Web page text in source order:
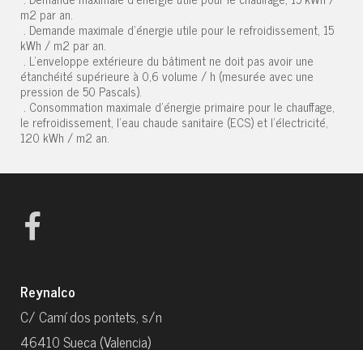
m2 par an.
. Demande maximale d'énergie utile pour le refroidissement, 15
kWh / m2 par an.
. L'enveloppe extérieure du bâtiment ne doit pas avoir une
étanchéité supérieure à 0,6 volume / h (mesurée avec une
pression de 50 Pascals).
. Consommation maximale d'énergie primaire pour le chauffage,
le refroidissement, l'eau chaude sanitaire (ECS) et l'électricité,
120 kWh / m2 an.
Reynalco
C/ Camí dos pontets, s/n
46410 Sueca (Valencia)